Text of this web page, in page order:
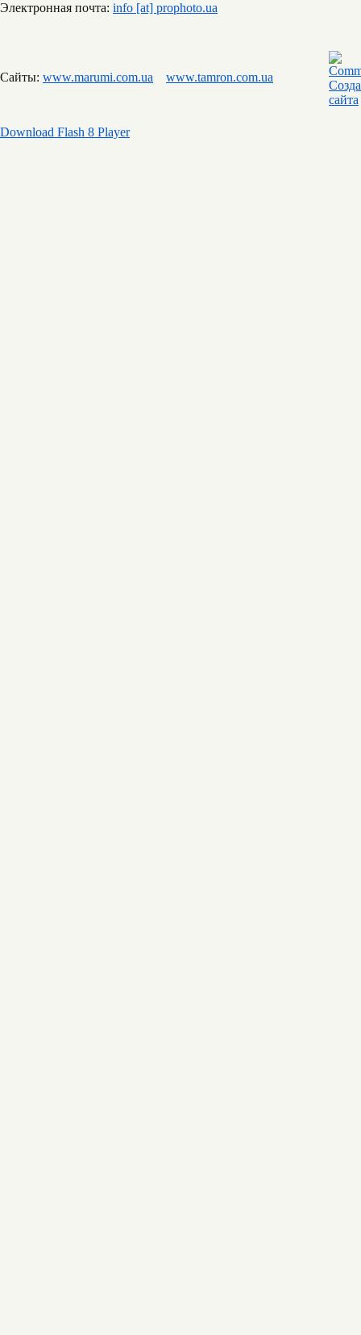
Электронная почта: info [at] prophoto.ua
Сайты: www.marumi.com.ua www.tamron.com.ua
Download Flash 8 Player